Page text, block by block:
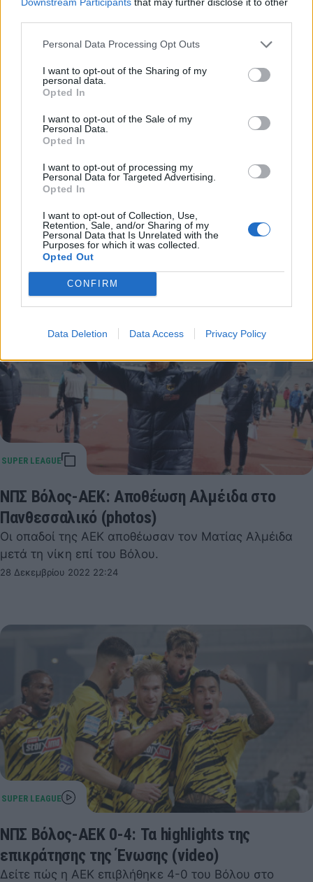
Personal Data Processing Opt Outs
I want to opt-out of the Sharing of my
personal data.
Opted In
I want to opt-out of the Sale of my
Personal Data.
Opted In
I want to opt-out of processing my
Personal Data for Targeted Advertising.
Opted In
I want to opt-out of Collection, Use,
Retention, Sale, and/or Sharing of my
Personal Data that Is Unrelated with the
Purposes for which it was collected.
Opted Out
CONFIRM
Data Deletion Data Access Privacy Policy
Super League: Ο elite Λετεσιέ στο
Ολυμπιακός-ΠΑΟΚ - Οι διαιτητές της
εμβόλιμης 3ης αγωνιστικής
Λετεσιέ θα διευθύνει το μεγάλο ντέρμπι Ολυμπιακός-
ΠΑΟΚ στην εμβόλιμη 3η αγωνιστική των play offs. Ο…
03 Απριλίου 2023 11:35
ΝΠΣ Βόλος-ΑΕΚ: Αποθέωση Αλμέιδα στο
Πανθεσσαλικό (photos)
Οι οπαδοί της ΑΕΚ αποθέωσαν τον Ματίας Αλμέιδα
μετά τη νίκη επί του Βόλου.
28 Δεκεμβρίου 2022 22:24
ΝΠΣ Βόλος-ΑΕΚ 0-4: Τα highlights της
επικράτησης της Ένωσης (video)
Δείτε πώς η ΑΕΚ επιβλήθηκε 4-0 του Βόλου στο